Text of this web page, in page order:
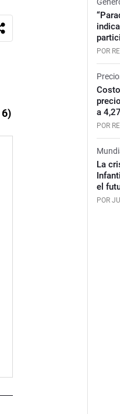
POR
a
POR
La
el
POR